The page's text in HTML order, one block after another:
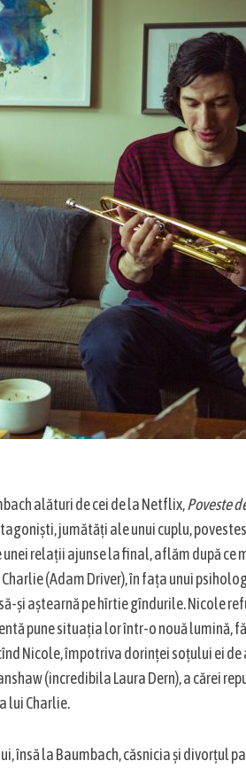
alături de cei de la Netflix,Poveste
jumătăți ale unui cuplu,
relații ajunse la final, aflăm după ce
(Adam Driver), în fața unui
și aștearnă pe hîrtie gîndurile. Nicole
pune situația lor într-o nouă lumină,
Nicole, împotriva dorinței soțului ei
(incredibila Laura Dern), a cărei
lui Charlie.
însă la Baumbach, căsnicia și divorțul